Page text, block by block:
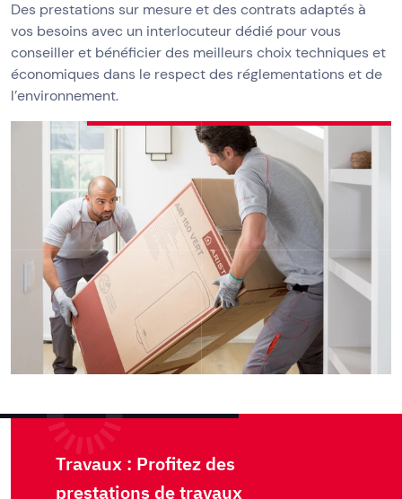
Des prestations sur mesure et des contrats adaptés à
vos besoins avec un interlocuteur dédié pour vous
conseiller et bénéficier des meilleurs choix techniques et
économiques dans le respect des réglementations et de
l’environnement.
Travaux : Profitez des
prestations de travaux